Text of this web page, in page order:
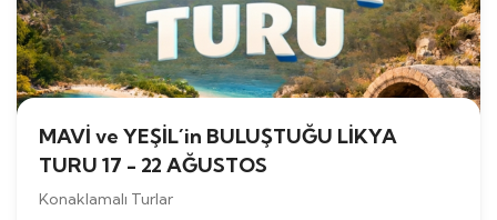
MAVİ ve YEŞİL´in BULUŞTUĞU LİKYA
TURU 17 - 22 AĞUSTOS
Konaklamalı Turlar